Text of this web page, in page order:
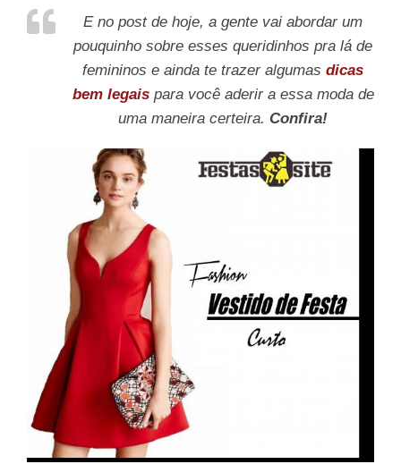
E no post de hoje, a gente vai abordar um
pouquinho sobre esses queridinhos pra lá de
femininos e ainda te trazer algumas dicas
bem legais para você aderir a essa moda de
uma maneira certeira. Confira!